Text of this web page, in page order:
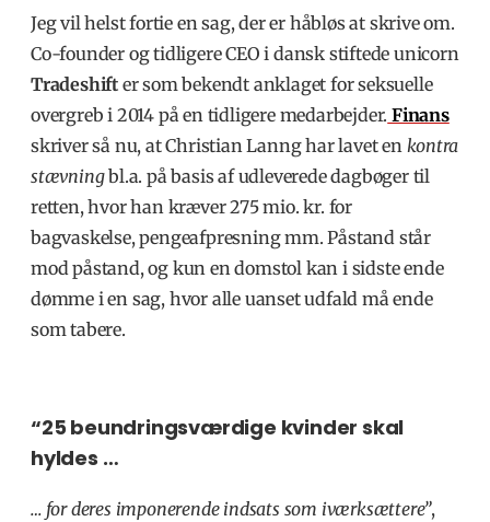
Jeg vil helst fortie en sag, der er håbløs at skrive om.
Co-founder og tidligere CEO i dansk stiftede unicorn
Tradeshift er som bekendt anklaget for seksuelle
overgreb i 2014 på en tidligere medarbejder. Finans
skriver så nu, at Christian Lanng har lavet en kontra
stævningbl.a. på basis af udleverede dagbøger til
retten, hvor han kræver 275 mio. kr. for
bagvaskelse, pengeafpresning mm. Påstand står
mod påstand, og kun en domstol kan i sidste ende
dømme i en sag, hvor alle uanset udfald må ende
som tabere.
“25 beundringsværdige kvinder skal
hyldes …
… for deres imponerende indsats som iværksættere”,